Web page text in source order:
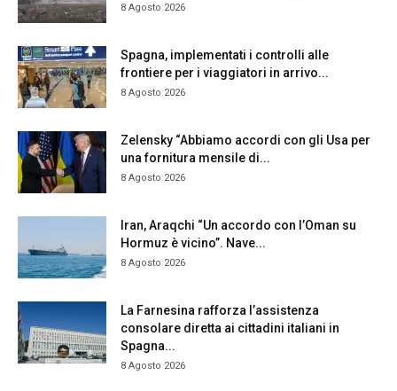
8 Agosto 2026
Spagna, implementati i controlli alle
frontiere per i viaggiatori in arrivo...
8 Agosto 2026
Zelensky “Abbiamo accordi con gli Usa per
una fornitura mensile di...
8 Agosto 2026
Iran, Araqchi “Un accordo con l’Oman su
Hormuz è vicino”. Nave...
8 Agosto 2026
La Farnesina rafforza l’assistenza
consolare diretta ai cittadini italiani in
Spagna...
8 Agosto 2026